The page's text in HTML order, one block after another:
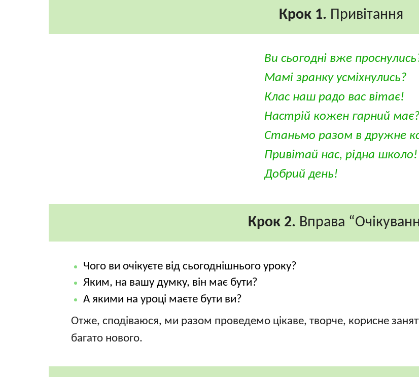
Крок 1. Привітання
Ви сьогодні вже
Мамі зранку усміхнулись?
Клас наш радо вас вітає!
Настрій кожен гарний має?
Станьмо разом в дружне
Привітай нас, рідна школо!
Добрий день!
Крок 2. Вправа
Чого ви очікуєте від сьогоднішнього уроку?
Яким, на вашу думку, він має бути?
А якими на уроці маєте бути ви?
Отже, сподіваюся, ми разом проведемо цікаве, творче, корисне
багато нового.